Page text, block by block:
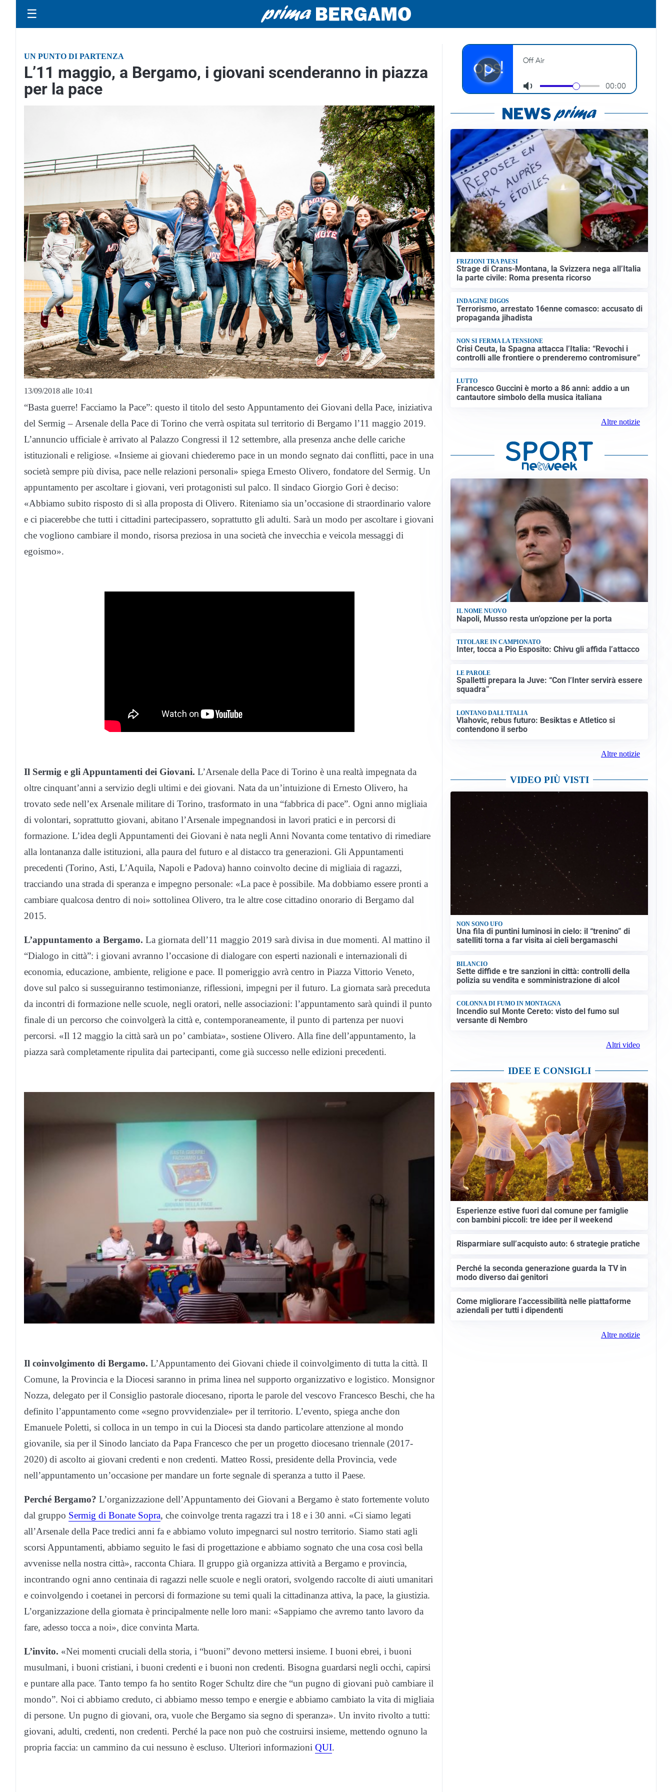
☰
UN PUNTO DI PARTENZA
L’11 maggio, a Bergamo, i giovani scenderanno in piazza
per la pace
13/09/2018 alle 10:41
“Basta guerre! Facciamo la Pace”: questo il titolo del sesto Appuntamento dei Giovani della Pace, iniziativa
del Sermig – Arsenale della Pace di Torino che verrà ospitata sul territorio di Bergamo l’11 maggio 2019.
L’annuncio ufficiale è arrivato al Palazzo Congressi il 12 settembre, alla presenza anche delle cariche
istituzionali e religiose. «Insieme ai giovani chiederemo pace in un mondo segnato dai conflitti, pace in una
società sempre più divisa, pace nelle relazioni personali» spiega Ernesto Olivero, fondatore del Sermig. Un
appuntamento per ascoltare i giovani, veri protagonisti sul palco. Il sindaco Giorgio Gori è deciso:
«Abbiamo subito risposto di sì alla proposta di Olivero. Riteniamo sia un’occasione di straordinario valore
e ci piacerebbe che tutti i cittadini partecipassero, soprattutto gli adulti. Sarà un modo per ascoltare i giovani
che vogliono cambiare il mondo, risorsa preziosa in una società che invecchia e veicola messaggi di
egoismo».
Il Sermig e gli Appuntamenti dei Giovani. L’Arsenale della Pace di Torino è una realtà impegnata da
oltre cinquant’anni a servizio degli ultimi e dei giovani. Nata da un’intuizione di Ernesto Olivero, ha
trovato sede nell’ex Arsenale militare di Torino, trasformato in una “fabbrica di pace”. Ogni anno migliaia
di volontari, soprattutto giovani, abitano l’Arsenale impegnandosi in lavori pratici e in percorsi di
formazione. L’idea degli Appuntamenti dei Giovani è nata negli Anni Novanta come tentativo di rimediare
alla lontananza dalle istituzioni, alla paura del futuro e al distacco tra generazioni. Gli Appuntamenti
precedenti (Torino, Asti, L’Aquila, Napoli e Padova) hanno coinvolto decine di migliaia di ragazzi,
tracciando una strada di speranza e impegno personale: «La pace è possibile. Ma dobbiamo essere pronti a
cambiare qualcosa dentro di noi» sottolinea Olivero, tra le altre cose cittadino onorario di Bergamo dal
2015.
L’appuntamento a Bergamo. La giornata dell’11 maggio 2019 sarà divisa in due momenti. Al mattino il
“Dialogo in città”: i giovani avranno l’occasione di dialogare con esperti nazionali e internazionali di
economia, educazione, ambiente, religione e pace. Il pomeriggio avrà centro in Piazza Vittorio Veneto,
dove sul palco si susseguiranno testimonianze, riflessioni, impegni per il futuro. La giornata sarà preceduta
da incontri di formazione nelle scuole, negli oratori, nelle associazioni: l’appuntamento sarà quindi il punto
finale di un percorso che coinvolgerà la città e, contemporaneamente, il punto di partenza per nuovi
percorsi. «Il 12 maggio la città sarà un po’ cambiata», sostiene Olivero. Alla fine dell’appuntamento, la
piazza sarà completamente ripulita dai partecipanti, come già successo nelle edizioni precedenti.
Il coinvolgimento di Bergamo. L’Appuntamento dei Giovani chiede il coinvolgimento di tutta la città. Il
Comune, la Provincia e la Diocesi saranno in prima linea nel supporto organizzativo e logistico. Monsignor
Nozza, delegato per il Consiglio pastorale diocesano, riporta le parole del vescovo Francesco Beschi, che ha
definito l’appuntamento come «segno provvidenziale» per il territorio. L’evento, spiega anche don
Emanuele Poletti, si colloca in un tempo in cui la Diocesi sta dando particolare attenzione al mondo
giovanile, sia per il Sinodo lanciato da Papa Francesco che per un progetto diocesano triennale (2017-
2020) di ascolto ai giovani credenti e non credenti. Matteo Rossi, presidente della Provincia, vede
nell’appuntamento un’occasione per mandare un forte segnale di speranza a tutto il Paese.
Perché Bergamo? L’organizzazione dell’Appuntamento dei Giovani a Bergamo è stato fortemente voluto
dal gruppo Sermig di Bonate Sopra, che coinvolge trenta ragazzi tra i 18 e i 30 anni. «Ci siamo legati
all’Arsenale della Pace tredici anni fa e abbiamo voluto impegnarci sul nostro territorio. Siamo stati agli
scorsi Appuntamenti, abbiamo seguito le fasi di progettazione e abbiamo sognato che una cosa così bella
avvenisse nella nostra città», racconta Chiara. Il gruppo già organizza attività a Bergamo e provincia,
incontrando ogni anno centinaia di ragazzi nelle scuole e negli oratori, svolgendo raccolte di aiuti umanitari
e coinvolgendo i coetanei in percorsi di formazione su temi quali la cittadinanza attiva, la pace, la giustizia.
L’organizzazione della giornata è principalmente nelle loro mani: «Sappiamo che avremo tanto lavoro da
fare, adesso tocca a noi», dice convinta Marta.
L’invito. «Nei momenti cruciali della storia, i “buoni” devono mettersi insieme. I buoni ebrei, i buoni
musulmani, i buoni cristiani, i buoni credenti e i buoni non credenti. Bisogna guardarsi negli occhi, capirsi
e puntare alla pace. Tanto tempo fa ho sentito Roger Schultz dire che “un pugno di giovani può cambiare il
mondo”. Noi ci abbiamo creduto, ci abbiamo messo tempo e energie e abbiamo cambiato la vita di migliaia
di persone. Un pugno di giovani, ora, vuole che Bergamo sia segno di speranza». Un invito rivolto a tutti:
giovani, adulti, credenti, non credenti. Perché la pace non può che costruirsi insieme, mettendo ognuno la
propria faccia: un cammino da cui nessuno è escluso. Ulteriori informazioni QUI.
FRIZIONI TRA PAESI
Strage di Crans-Montana, la Svizzera nega all’Italia
la parte civile: Roma presenta ricorso
INDAGINE DIGOS
Terrorismo, arrestato 16enne comasco: accusato di
propaganda jihadista
NON SI FERMA LA TENSIONE
Crisi Ceuta, la Spagna attacca l’Italia: “Revochi i
controlli alle frontiere o prenderemo contromisure”
LUTTO
Francesco Guccini è morto a 86 anni: addio a un
cantautore simbolo della musica italiana
Altre notizie
IL NOME NUOVO
Napoli, Musso resta un’opzione per la porta
TITOLARE IN CAMPIONATO
Inter, tocca a Pio Esposito: Chivu gli affida l’attacco
LE PAROLE
Spalletti prepara la Juve: “Con l’Inter servirà essere
squadra”
LONTANO DALL'ITALIA
Vlahovic, rebus futuro: Besiktas e Atletico si
contendono il serbo
Altre notizie
VIDEO PIÙ VISTI
NON SONO UFO
Una fila di puntini luminosi in cielo: il “trenino” di
satelliti torna a far visita ai cieli bergamaschi
BILANCIO
Sette diffide e tre sanzioni in città: controlli della
polizia su vendita e somministrazione di alcol
COLONNA DI FUMO IN MONTAGNA
Incendio sul Monte Cereto: visto del fumo sul
versante di Nembro
Altri video
IDEE E CONSIGLI
Esperienze estive fuori dal comune per famiglie
con bambini piccoli: tre idee per il weekend
Risparmiare sull’acquisto auto: 6 strategie pratiche
Perché la seconda generazione guarda la TV in
modo diverso dai genitori
Come migliorare l’accessibilità nelle piattaforme
aziendali per tutti i dipendenti
Altre notizie